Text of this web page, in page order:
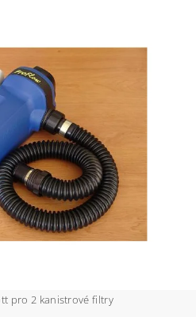
pro 2 kanistrové filtry